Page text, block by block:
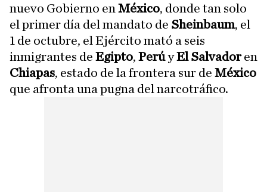
nuevo Gobierno en México, donde tan solo
el primer día del mandato de Sheinbaum, el
1 de octubre, el Ejército mató a seis
inmigrantes de Egipto, PerúyEl Salvadoren
Chiapas, estado de la frontera sur de México
que afronta una pugna del narcotráfico.